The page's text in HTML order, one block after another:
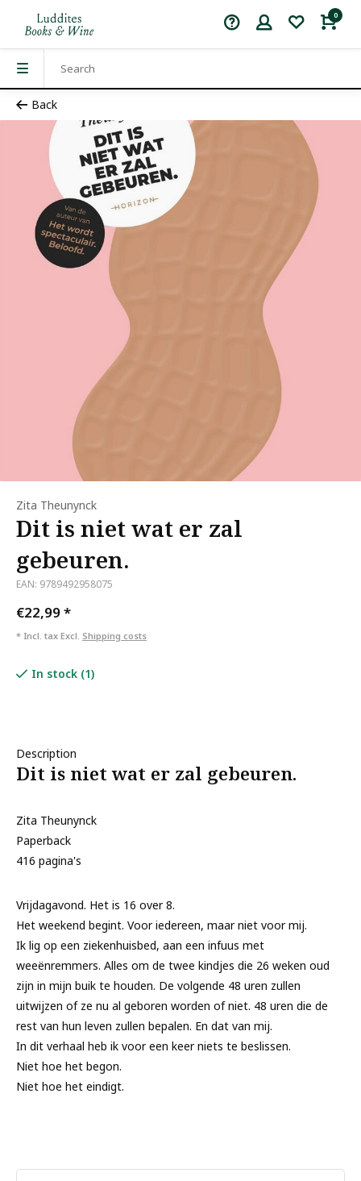
0
Back
Zita Theunynck
Dit is niet wat er zal
gebeuren.
EAN: 9789492958075
€22,99*
* Incl. tax Excl. Shipping costs
In stock (1)
Description
Dit is niet wat er zal gebeuren.
Zita Theunynck
Paperback
416 pagina's
Vrijdagavond. Het is 16 over 8.
Het weekend begint. Voor iedereen, maar niet voor mij.
Ik lig op een ziekenhuisbed, aan een infuus met
weeënremmers. Alles om de twee kindjes die 26 weken oud
zijn in mijn buik te houden. De volgende 48 uren zullen
uitwijzen of ze nu al geboren worden of niet. 48 uren die de
rest van hun leven zullen bepalen. En dat van mij.
In dit verhaal heb ik voor een keer niets te beslissen.
Niet hoe het begon.
Niet hoe het eindigt.